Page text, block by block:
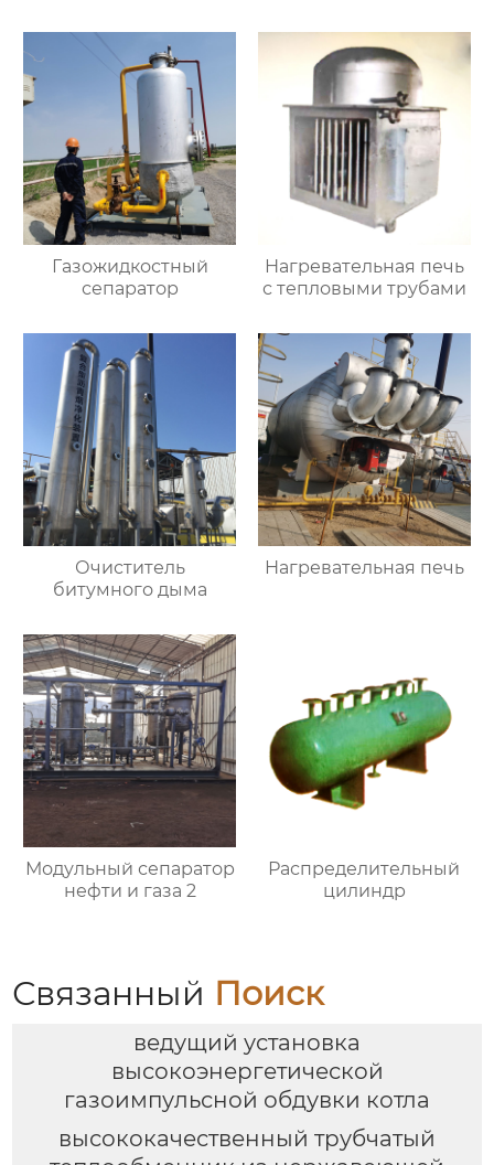
Газожидкостный
сепаратор
Нагревательная печь
с тепловыми трубами
Очиститель
битумного дыма
Нагревательная печь
Модульный сепаратор
нефти и газа 2
Распределительный
цилиндр
Связанный Поиск
ведущий установка
высокоэнергетической
газоимпульсной обдувки котла
высококачественный трубчатый